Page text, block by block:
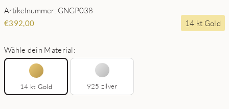
Artikelnummer: GNGP038
€392,00 14 kt Gold
Wähle dein Material:
14 kt Gold 925 zilver